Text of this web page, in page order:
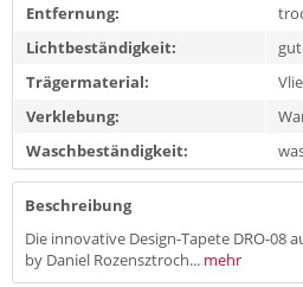
Entfernung:
Lichtbeständigkeit:
Trägermaterial:
Verklebung:
Waschbeständigkeit:
Beschreibung
Die innovative Design-Tapete DRO-08
by Daniel Rozensztroch... mehr